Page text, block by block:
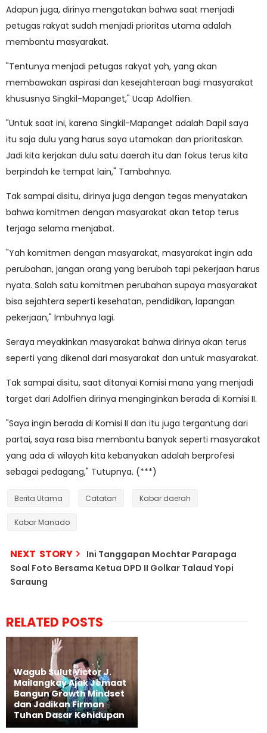
Adapun juga, dirinya mengatakan bahwa saat menjadi
petugas rakyat sudah menjadi prioritas utama adalah
membantu masyarakat.
"Tentunya menjadi petugas rakyat yah, yang akan
membawakan aspirasi dan kesejahteraan bagi masyarakat
khususnya Singkil-Mapanget," Ucap Adolfien.
"Untuk saat ini, karena Singkil-Mapanget adalah Dapil saya
itu saja dulu yang harus saya utamakan dan prioritaskan.
Jadi kita kerjakan dulu satu daerah itu dan fokus terus kita
berpindah ke tempat lain," Tambahnya.
Tak sampai disitu, dirinya juga dengan tegas menyatakan
bahwa komitmen dengan masyarakat akan tetap terus
terjaga selama menjabat.
"Yah komitmen dengan masyarakat, masyarakat ingin ada
perubahan, jangan orang yang berubah tapi pekerjaan harus
nyata. Salah satu komitmen perubahan supaya masyarakat
bisa sejahtera seperti kesehatan, pendidikan, lapangan
pekerjaan," Imbuhnya lagi.
Seraya meyakinkan masyarakat bahwa dirinya akan terus
seperti yang dikenal dari masyarakat dan untuk masyarakat.
Tak sampai disitu, saat ditanyai Komisi mana yang menjadi
target dari Adolfien dirinya menginginkan berada di Komisi II.
"Saya ingin berada di Komisi II dan itu juga tergantung dari
partai, saya rasa bisa membantu banyak seperti masyarakat
yang ada di wilayah kita kebanyakan adalah berprofesi
sebagai pedagang," Tutupnya. (***)
Berita Utama Catatan Kabar daerah
Kabar Manado
NEXT STORY
Ini Tanggapan Mochtar Parapaga
Soal Foto Bersama Ketua DPD II Golkar Talaud Yopi
Saraung
RELATED POSTS
Wagub Sulut Victor J.
Mailangkay Ajak Jemaat
Bangun Growth Mindset
dan Jadikan Firman
Tuhan Dasar Kehidupan